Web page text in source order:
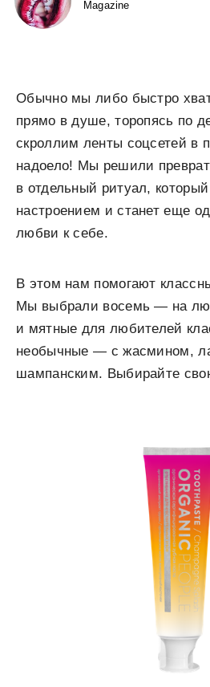
Magazine
Обычно мы либо быстро
прямо в душе, торопясь по
скроллим ленты соцсетей в
надоело! Мы решили
в отдельный ритуал,
настроением и станет еще
любви к себе.
В этом нам помогают
Мы выбрали восемь — на
и мятные для любителей
необычные — с жасмином,
шампанским. Выбирайте